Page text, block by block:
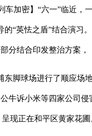
密】“六一”临近，
“英怯之盾”结合演
分结合印发整治方案
球场进行了顺应场
牛诉小米等四家公司
现正在和平区黄家花